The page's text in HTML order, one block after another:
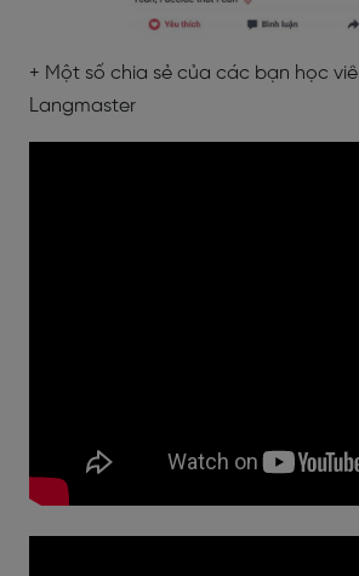
+ Một số chia sẻ của các bạn học
Langmaster